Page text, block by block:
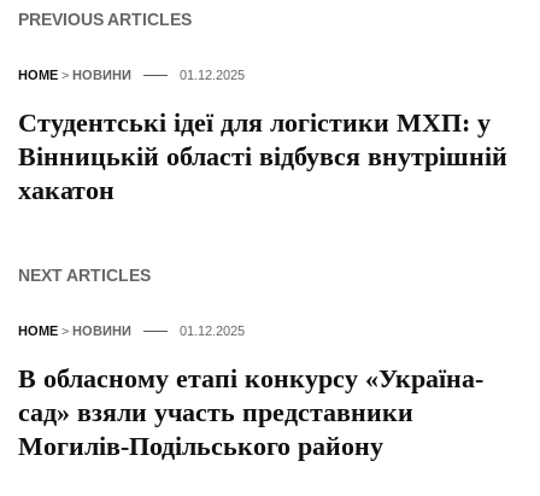
PREVIOUS ARTICLES
HOME > НОВИНИ 01.12.2025
Студентські ідеї для логістики МХП: у
Вінницькій області відбувся внутрішній
хакатон
NEXT ARTICLES
HOME > НОВИНИ 01.12.2025
В обласному етапі конкурсу «Україна-
сад» взяли участь представники
Могилів-Подільського району